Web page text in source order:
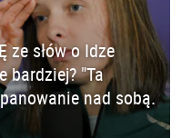
ze słów o Idze
bardziej? "Ta
nad sobą.